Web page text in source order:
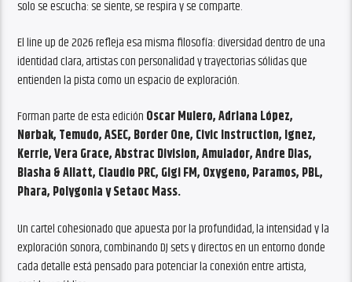
solo se escucha: se siente, se respira y se comparte.
El line up de 2026 refleja esa misma filosofía: diversidad dentro de una
identidad clara, artistas con personalidad y trayectorias sólidas que
entienden la pista como un espacio de exploración.
Forman parte de esta edición Oscar Mulero, Adriana López,
Nørbak, Temudo, ASEC, Border One, Civic Instruction, Ignez,
Kerrie, Vera Grace, Abstrac Division, Amulador, Andre Dias,
Blasha & Allatt, Claudio PRC, Gigi FM, Oxygeno, Paramos, PBL,
Phara, Polygonia y Setaoc Mass.
Un cartel cohesionado que apuesta por la profundidad, la intensidad y la
exploración sonora, combinando DJ sets y directos en un entorno donde
cada detalle está pensado para potenciar la conexión entre artista,